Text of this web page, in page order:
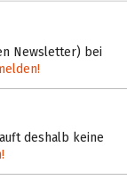
Newsletter) bei
deshalb keine